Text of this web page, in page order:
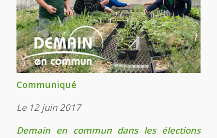
Communiqué
Le 12 juin 2017
Demain en commun dans les élections